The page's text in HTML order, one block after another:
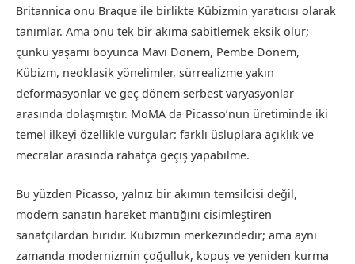
Britannica onu Braque ile birlikte Kübizmin yaratıcısı olarak
tanımlar. Ama onu tek bir akıma sabitlemek eksik olur;
çünkü yaşamı boyunca Mavi Dönem, Pembe Dönem,
Kübizm, neoklasik yönelimler, sürrealizme yakın
deformasyonlar ve geç dönem serbest varyasyonlar
arasında dolaşmıştır. MoMA da Picasso’nun üretiminde iki
temel ilkeyi özellikle vurgular: farklı üsluplara açıklık ve
mecralar arasında rahatça geçiş yapabilme.
Bu yüzden Picasso, yalnız bir akımın temsilcisi değil,
modern sanatın hareket mantığını cisimleştiren
sanatçılardan biridir. Kübizmin merkezindedir; ama aynı
zamanda modernizmin çoğulluk, kopuş ve yeniden kurma